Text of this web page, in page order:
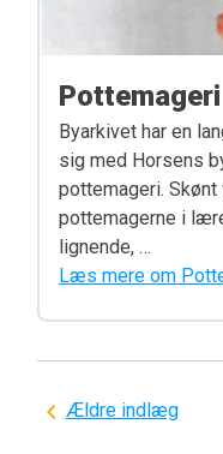
Pottemageri
Byarkivet har en
sig med Horsens
pottemageri.
pottemagerne i
lignende, …
Læs mere om
Navigation
Ældre indlæg